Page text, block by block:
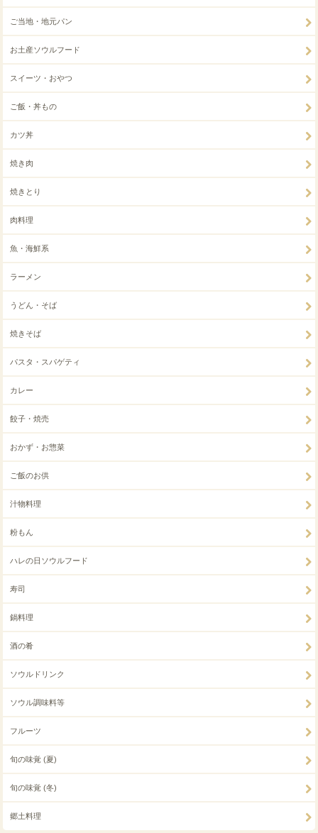
ご当地・地元パン
お土産ソウルフード
スイーツ・おやつ
ご飯・丼もの
カツ丼
焼き肉
焼きとり
肉料理
魚・海鮮系
ラーメン
うどん・そば
焼きそば
パスタ・スパゲティ
カレー
餃子・焼売
おかず・お惣菜
ご飯のお供
汁物料理
粉もん
ハレの日ソウルフード
寿司
鍋料理
酒の肴
ソウルドリンク
ソウル調味料等
フルーツ
旬の味覚 (夏)
旬の味覚 (冬)
郷土料理